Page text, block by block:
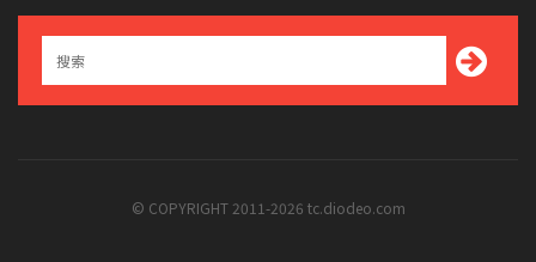
© COPYRIGHT 2011-2026 tc.diodeo.com